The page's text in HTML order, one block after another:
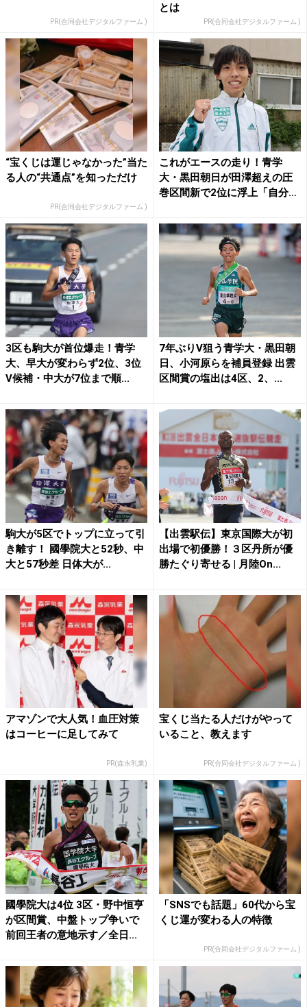
PR(合同会社デジタルファーム )
とは
PR(合同会社デジタルファーム )
“宝くじは運じゃなかった”当た
る人の“共通点”を知っただけ
PR(合同会社デジタルファーム )
これがエースの走り！青学
大・黒田朝日が田澤超えの圧
巻区間新で2位に浮上「自分の
3区も駒大が首位爆走！青学
大、早大が変わらず2位、3位
V候補・中大が7位まで順...
7年ぶりV狙う青学大・黒田朝
日、小河原らを補員登録 出雲
区間賞の塩出は4区、2、...
駒大が5区でトップに立って引
き離す！ 國學院大と52秒、中
大と57秒差 日体大が...
【出雲駅伝】東京国際大が初
出場で初優勝！３区丹所が優
勝たぐり寄せる | 月陸On...
アマゾンで大人気！血圧対策
はコーヒーに足してみて
PR(森永乳業)
宝くじ当たる人だけがやって
いること、教えます
PR(合同会社デジタルファーム )
國學院大は4位 3区・野中恒亨
が区間賞、中盤トップ争いで
前回王者の意地示す／全日...
「SNSでも話題」60代から宝
くじ運が変わる人の特徴
PR(合同会社デジタルファーム )